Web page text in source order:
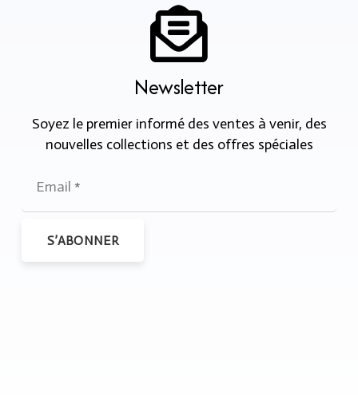
Newsletter
Soyez le premier informé des ventes à venir, des
nouvelles collections et des offres spéciales
S’ABONNER